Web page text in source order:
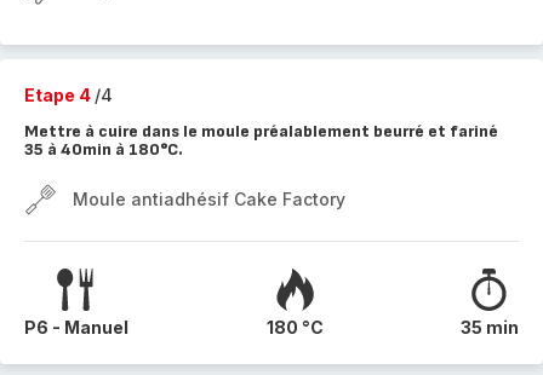
Etape 4 /4
Mettre à cuire dans le moule préalablement beurré et fariné
35 à 40min à 180°C.
Moule antiadhésif Cake Factory
P6 - Manuel 180 °C 35 min